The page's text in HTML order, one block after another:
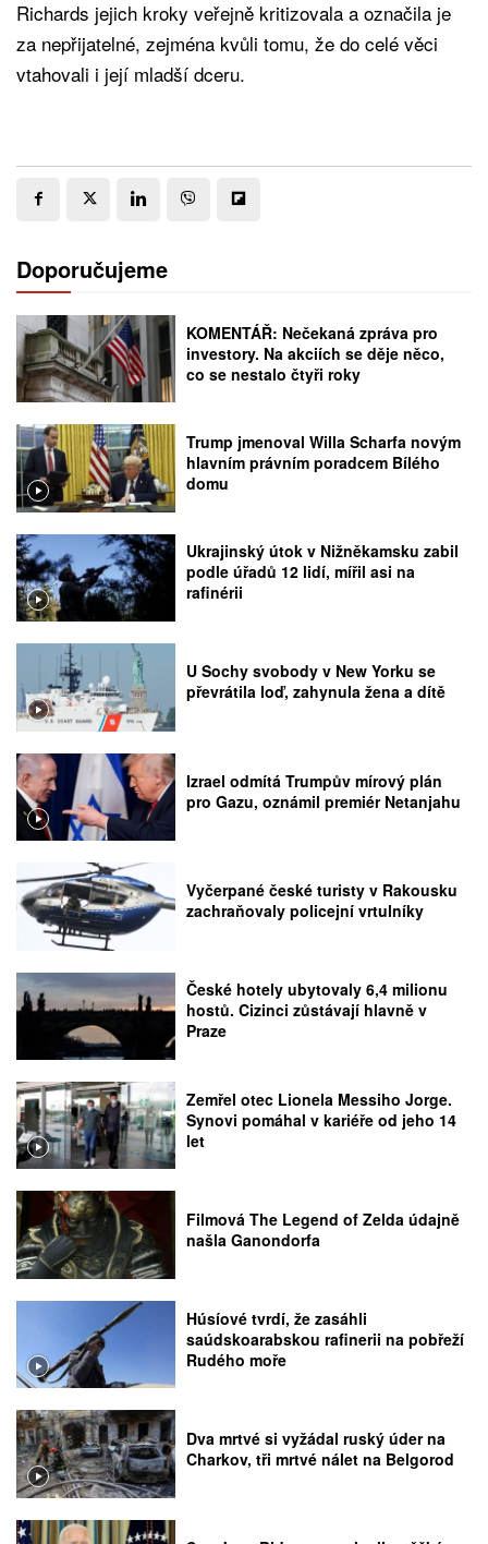
Richards jejich kroky veřejně kritizovala a označila je
za nepřijatelné, zejména kvůli tomu, že do celé věci
vtahovali i její mladší dceru.
Doporučujeme
KOMENTÁŘ: Nečekaná zpráva pro
investory. Na akciích se děje něco,
co se nestalo čtyři roky
Trump jmenoval Willa Scharfa novým
hlavním právním poradcem Bílého
domu
Ukrajinský útok v Nižněkamsku zabil
podle úřadů 12 lidí, mířil asi na
rafinérii
U Sochy svobody v New Yorku se
převrátila loď, zahynula žena a dítě
Izrael odmítá Trumpův mírový plán
pro Gazu, oznámil premiér Netanjahu
Vyčerpané české turisty v Rakousku
zachraňovaly policejní vrtulníky
České hotely ubytovaly 6,4 milionu
hostů. Cizinci zůstávají hlavně v
Praze
Zemřel otec Lionela Messiho Jorge.
Synovi pomáhal v kariéře od jeho 14
let
Filmová The Legend of Zelda údajně
našla Ganondorfa
Húsíové tvrdí, že zasáhli
saúdskoarabskou rafinerii na pobřeží
Rudého moře
Dva mrtvé si vyžádal ruský úder na
Charkov, tři mrtvé nálet na Belgorod